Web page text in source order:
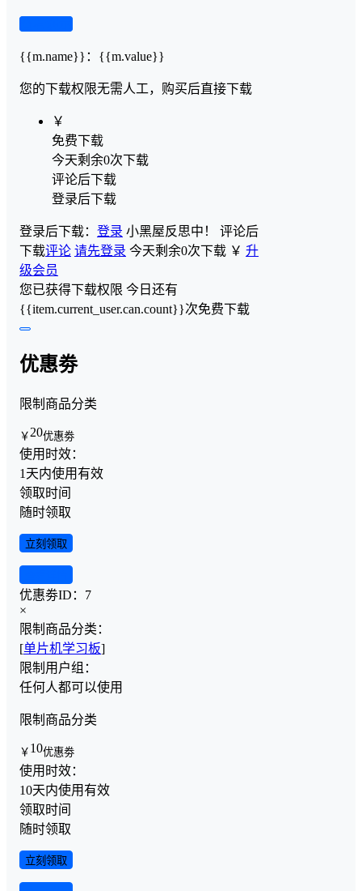
{{m.name}} ： {{m.value}}
您的下载权限无需人工，购买后直接下载
￥
免费下载
今天剩余0次下载
评论后下载
登录后下载
登录后下载： 登录 小黑屋反思中！ 评论后
下载评论 请先登录 今天剩余0次下载 ￥ 升
级会员
您已获得下载权限 今日还有
{{item.current_user.can.count}}次免费下载
优惠劵
限制商品分类
￥ 20优惠劵
使用时效：
1天内使用有效
领取时间
随时领取
立刻领取
优惠劵ID： 7
×
限制商品分类：
[单片机学习板]
限制用户组：
任何人都可以使用
限制商品分类
￥ 10优惠劵
使用时效：
10天内使用有效
领取时间
随时领取
立刻领取